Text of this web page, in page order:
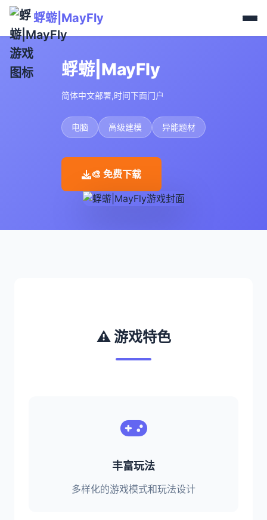
蜉蝣|MayFly
蜉蝣|MayFly
简体中文部署,时间下面门户
电脑 高级建模 异能题材
🎨 免费下载
⚠️ 游戏特色
丰富玩法
多样化的游戏模式和玩法设计